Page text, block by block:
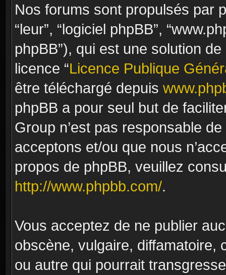
Nos forums sont propulsés par
“leur”, “logiciel phpBB”,
phpBB”), qui est une solution
licence “Licence Publique
être téléchargé depuis
phpBB a pour seul but de
Group n’est pas responsable
acceptons et/ou que nous
propos de phpBB, veuillez
http://www.phpbb.com/.
Vous acceptez de ne publier
obscène, vulgaire, diffamatoire,
ou autre qui pourrait